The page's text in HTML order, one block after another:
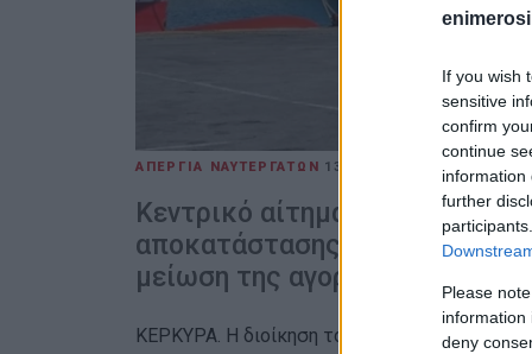
If you wish
sensitive
confirm
continue
information
further
Please
information
deny
ΑΠΕΡΓΙΑ ΝΑΥΤΕΡΓΑΤΩΝ 13 NOV 2024 16:58
Kεντρικό αίτημα η
αποκατάστασης του
μείωση της αγοραστικής
ΚΕΡΚΥΡΑ. Η διοίκηση του σωματείου